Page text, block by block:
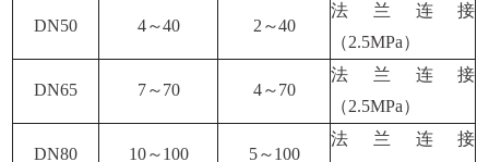
DN50 4～40 2 ～40
法兰连接
（2.5MPa）
DN65 7～70 4～70
法兰连接
（2.5MPa）
DN80 10～100 5～100
法兰连接